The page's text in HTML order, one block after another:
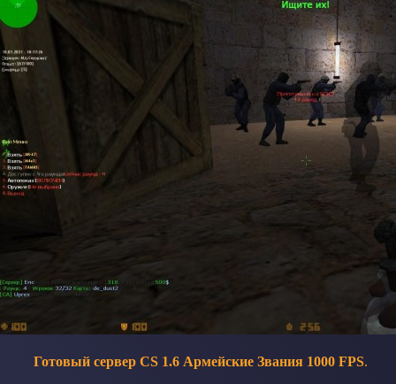
Готовый сервер CS 1.6 Армейские Звания 1000 FPS.